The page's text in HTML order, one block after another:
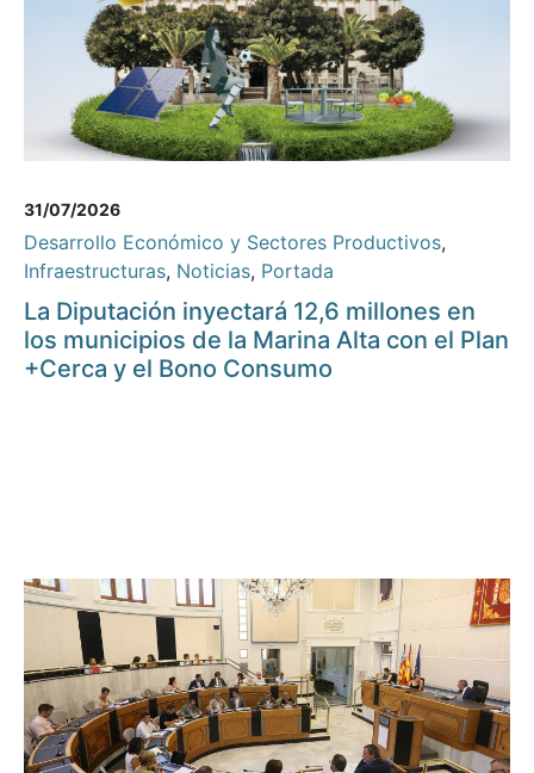
31/07/2026
Desarrollo Económico y Sectores Productivos,
Infraestructuras, Noticias, Portada
La Diputación inyectará 12,6 millones en
los municipios de la Marina Alta con el Plan
+Cerca y el Bono Consumo